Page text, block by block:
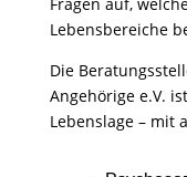
Lebensbereiche
Die
Angehörige e.V.
Lebenslage – mit